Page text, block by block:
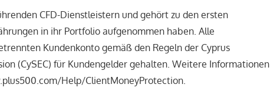
CFD-Dienstleistern und gehört zu den ersten
in ihr Portfolio aufgenommen haben. Alle
Kundenkonto gemäß den Regeln der Cyprus
(CySEC) für Kundengelder gehalten. Weitere Informationen
Help/ClientMoneyProtection.